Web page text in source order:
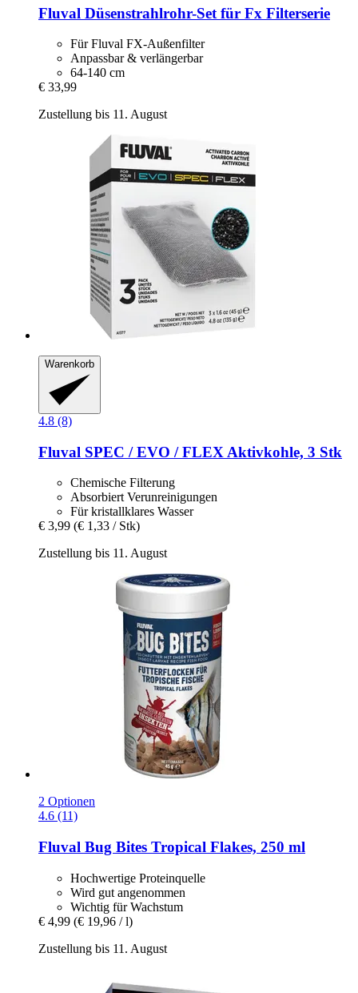
Fluval Düsenstrahlrohr-​Set für Fx Filterserie
Für Fluval FX-Außenfilter
Anpassbar & verlängerbar
64-140 cm
€ 33,99
Zustellung bis 11. August
Warenkorb
4.8 (8)
Fluval SPEC / EVO / FLEX Aktivkohle, 3 Stk
Chemische Filterung
Absorbiert Verunreinigungen
Für kristallklares Wasser
€ 3,99 (€ 1,33 / Stk)
Zustellung bis 11. August
2 Optionen
4.6 (11)
Fluval Bug Bites Tropical Flakes, 250 ml
Hochwertige Proteinquelle
Wird gut angenommen
Wichtig für Wachstum
€ 4,99 (€ 19,96 / l)
Zustellung bis 11. August